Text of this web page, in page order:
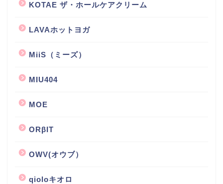
KOTAE ザ・ホールケアクリーム
LAVAホットヨガ
MiiS（ミーズ）
MIU404
MOE
ORβIT
OWV(オウブ）
qioloキオロ